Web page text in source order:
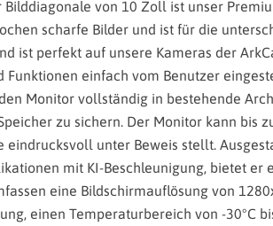
von 10 Zoll ist unser
scharfe Bilder und ist für die
ist perfekt auf unsere Kameras der
einfach vom Benutzer
Monitor vollständig in bestehende
zu sichern. Der Monitor kann bis
unter Beweis stellt.
mit KI-Beschleunigung, bietet
eine Bildschirmauflösung von
einen Temperaturbereich von -30°C